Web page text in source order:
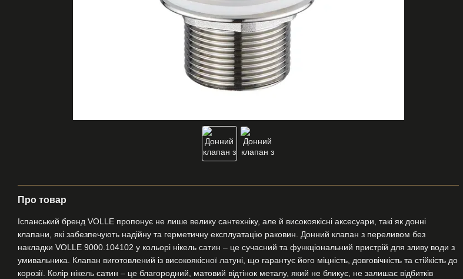
Про товар
Іспанський бренд VOLLE пропонує не лише велику сантехніку, але й високоякісні аксесуари, такі як донні
клапани, які забезпечують надійну та герметичну експлуатацію раковин. Донний клапан з переливом без
накладки VOLLE 9000.104102 у кольорі нікель сатин – це сучасний та функціональний пристрій для зливу води з
умивальника. Клапан виготовлений із високоякісної латуні, що гарантує його міцність, довговічність та стійкість до
корозії. Колір нікель сатин – це благородний, матовий відтінок металу, який не бликує, не залишає відбитків